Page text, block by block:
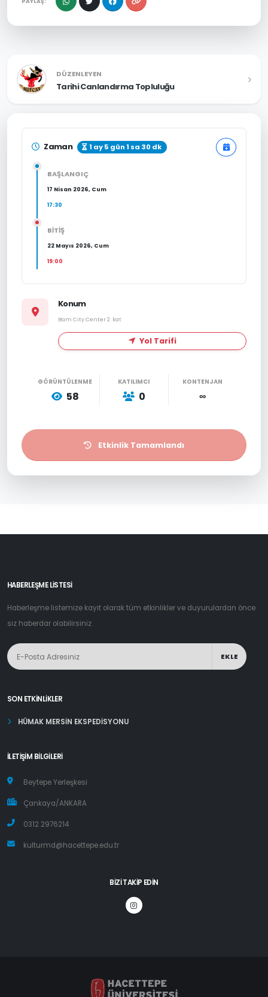
DÜZENLEYEN
Tarihi Canlandırma Topluluğu
Zaman 1 ay 5 gün 1 sa 30 dk
BAŞLANGIÇ
17 Nisan 2026, Cum
17:30
BİTİŞ
22 Mayıs 2026, Cum
19:00
Konum
Bam City Center 2. kat
Yol Tarifi
GÖRÜNTÜLENME
58
KATILIMCI
0
KONTENJAN
∞
Etkinlik Tamamlandı
HABERLEŞME LİSTESİ
Haberleşme listemize kayıt olarak tüm etkinlikler ve duyurulardan önce
siz haberdar olabilirsiniz
EKLE
SON ETKINLIKLER
HÜMAK MERSİN EKSPEDİSYONU
İLETIŞIM BILGILERI
Beytepe Yerleşkesi
Çankaya/ANKARA
0312 2976214
kulturmd@hacettepe.edu.tr
BIZI TAKIP EDIN